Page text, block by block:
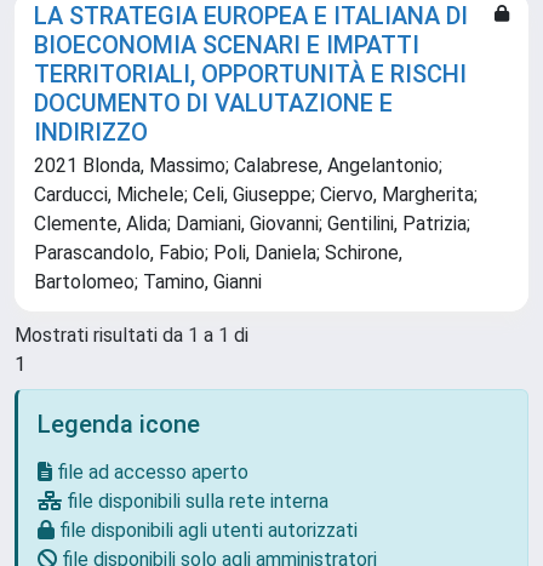
LA STRATEGIA EUROPEA E ITALIANA DI
BIOECONOMIA SCENARI E IMPATTI
TERRITORIALI, OPPORTUNITÀ E RISCHI
DOCUMENTO DI VALUTAZIONE E
INDIRIZZO
2021 Blonda, Massimo; Calabrese, Angelantonio;
Carducci, Michele; Celi, Giuseppe; Ciervo, Margherita;
Clemente, Alida; Damiani, Giovanni; Gentilini, Patrizia;
Parascandolo, Fabio; Poli, Daniela; Schirone,
Bartolomeo; Tamino, Gianni
Mostrati risultati da 1 a 1 di
1
Legenda icone
file ad accesso aperto
file disponibili sulla rete interna
file disponibili agli utenti autorizzati
file disponibili solo agli amministratori